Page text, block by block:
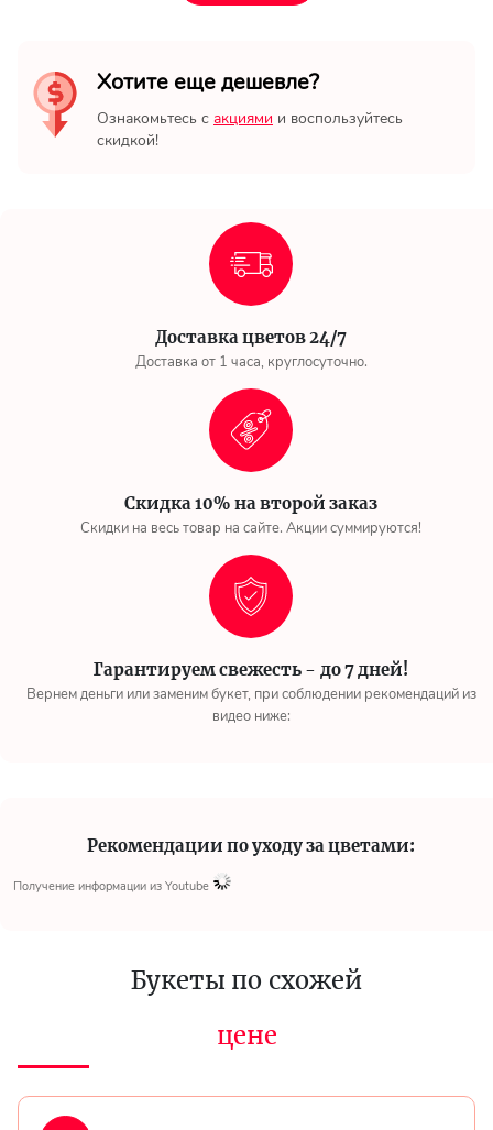
Хотите еще дешевле?
Ознакомьтесь с акциями и воспользуйтесь
скидкой!
Доставка цветов 24/7
Доставка от 1 часа, круглосуточно.
Скидка 10% на второй заказ
Скидки на весь товар на сайте. Акции суммируются!
Гарантируем свежесть - до 7 дней!
Вернем деньги или заменим букет, при соблюдении рекомендаций из
видео ниже:
Рекомендации по уходу за цветами:
Получение информации из Youtube
Букеты по схожей
цене